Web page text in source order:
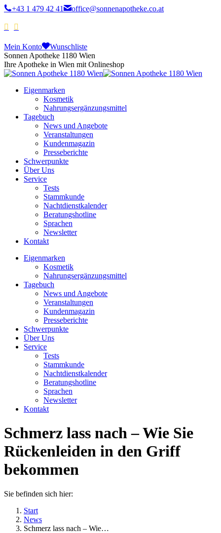
+43 1 479 42 41 office@sonnenapotheke.co.at
Mein Konto
Wunschliste
Sonnen Apotheke 1180 Wien
Ihre Apotheke in Wien mit Onlineshop
Eigenmarken
Kosmetik
Nahrungsergänzungsmittel
Tagebuch
News und Angebote
Veranstaltungen
Kundenmagazin
Presseberichte
Schwerpunkte
Über Uns
Service
Tests
Stammkunde
Nachtdienstkalender
Beratungshotline
Sprachen
Newsletter
Kontakt
Eigenmarken
Kosmetik
Nahrungsergänzungsmittel
Tagebuch
News und Angebote
Veranstaltungen
Kundenmagazin
Presseberichte
Schwerpunkte
Über Uns
Service
Tests
Stammkunde
Nachtdienstkalender
Beratungshotline
Sprachen
Newsletter
Kontakt
Schmerz lass nach – Wie Sie
Rückenleiden in den Griff
bekommen
Sie befinden sich hier:
Start
News
Schmerz lass nach – Wie…